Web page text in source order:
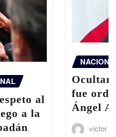
caso Ayotzinapa
exgobernador